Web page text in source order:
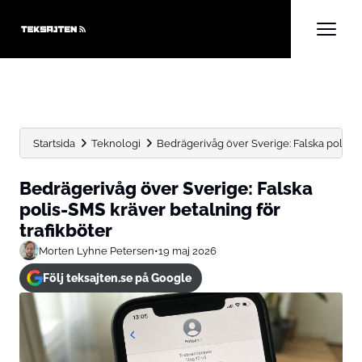
Startsida Teknologi Bedrägerivåg över Sverige: Falska polis-
Bedrägerivåg över Sverige: Falska
polis-SMS kräver betalning för
trafikböter
Morten Lyhne Petersen•19 maj 2026
Följ teksajten.se på Google